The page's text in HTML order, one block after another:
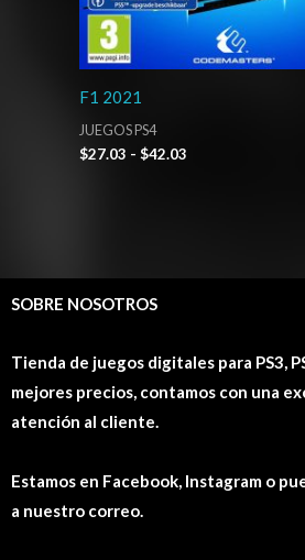
F1 2021
JUEGOS PS4
$27.03 - $42.03
SOBRE NOSOTROS
Tienda de juegos digitales para PS3,
mejores precios, contamos con una
atención al cliente.
Estamos en Facebook, Instagram o
a nuestro correo.